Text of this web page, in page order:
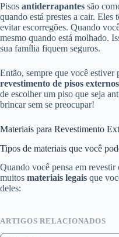
Pisos antiderrapantes são
quando está prestes a cair. Eles
evitar escorregões. Quando
mesmo quando está molhado.
sua família fiquem seguros.
Então, sempre que você estiver
revestimento de pisos
de escolher um piso que seja
brincar sem se preocupar!
Materiais para Revestimento
Tipos de materiais que você
Quando você pensa em
muitos materiais legais que
deles:
ARTIGOS RELACIONADOS